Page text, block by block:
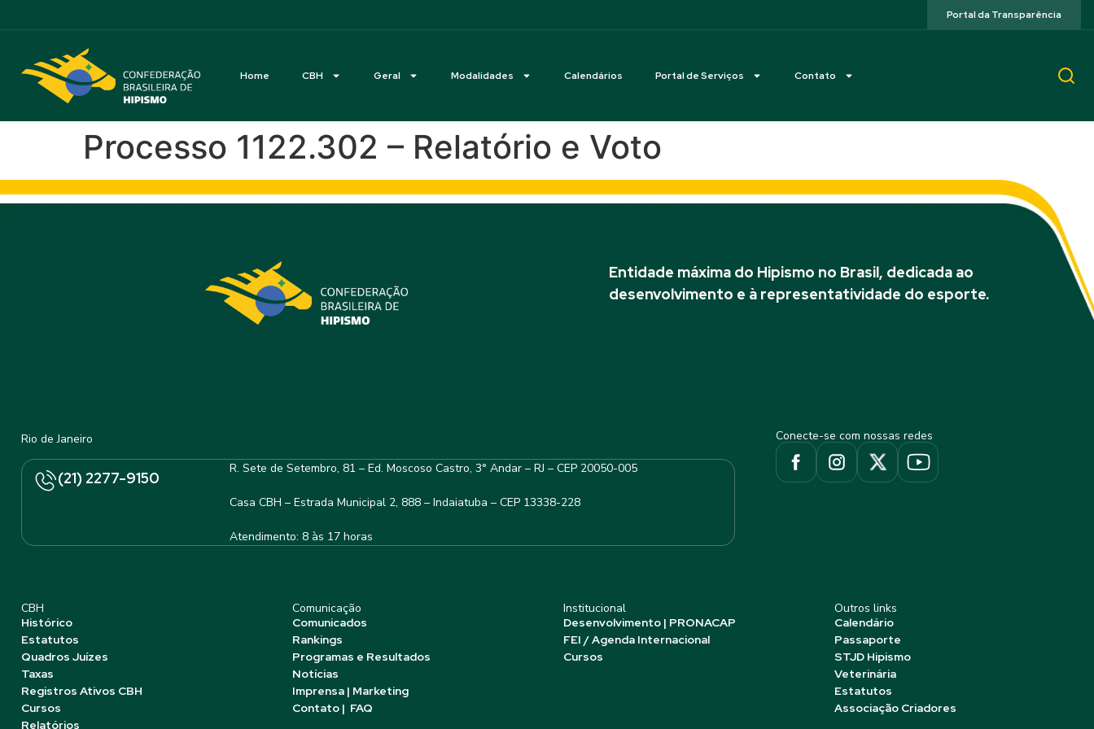
Portal da Transparência
Home CBH Geral Modalidades Calendários Portal de Serviços Contato
Processo 1122.302 – Relatório e Voto
Entidade máxima do Hipismo no Brasil, dedicada ao
desenvolvimento e à representatividade do esporte.
Rio de Janeiro
(21) 2277-9150
R. Sete de Setembro, 81 – Ed. Moscoso Castro, 3° Andar – RJ – CEP 20050-005
Casa CBH – Estrada Municipal 2, 888 – Indaiatuba – CEP 13338-228
Atendimento: 8 às 17 horas
Conecte-se com nossas redes
CBH
Histórico
Estatutos
Quadros Juízes
Taxas
Registros Ativos CBH
Cursos
Relatórios
Comunicação
Comunicados
Rankings
Programas e Resultados
Notícias
Imprensa | Marketing
Contato | FAQ
Institucional
Desenvolvimento | PRONACAP
FEI / Agenda Internacional
Cursos
Outros links
Calendário
Passaporte
STJD Hipismo
Veterinária
Estatutos
Associação Criadores